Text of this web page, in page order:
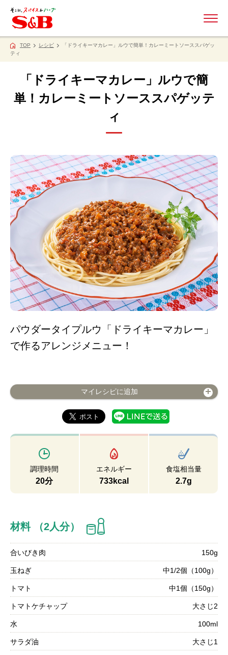
TOP レシピ
「ドライキーマカレー」ルウで簡単！カレーミートソーススパゲッ
ティ
「ドライキーマカレー」ルウで簡
単！カレーミートソーススパゲッテ
ィ
パウダータイプルウ「ドライキーマカレー」
で作るアレンジメニュー！
マイレシピに追加
調理時間
20分
エネルギー
733kcal
食塩相当量
2.7g
材料 （2人分）
合いびき肉 150g
玉ねぎ 中1/2個（100g）
トマト 中1個（150g）
トマトケチャップ 大さじ2
水 100ml
サラダ油 大さじ1